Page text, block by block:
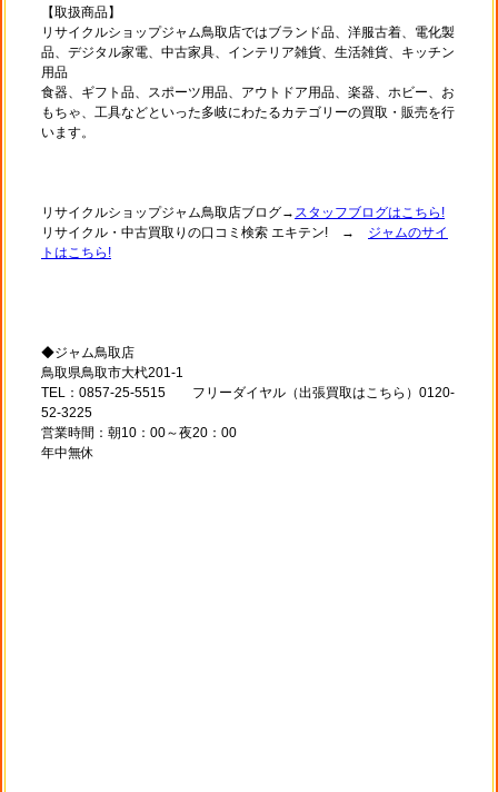
【取扱商品】
リサイクルショップジャム鳥取店ではブランド品、洋服古着、電化製
品、デジタル家電、中古家具、インテリア雑貨、生活雑貨、キッチン
用品
食器、ギフト品、スポーツ用品、アウトドア用品、楽器、ホビー、お
もちゃ、工具などといった多岐にわたるカテゴリーの買取・販売を行
います。
リサイクルショップジャム鳥取店ブログ→ スタッフブログはこちら!
リサイクル・中古買取りの口コミ検索 エキテン! → ジャムのサイ
トはこちら!
◆ジャム鳥取店
鳥取県鳥取市大杙201-1
TEL：0857-25-5515 フリーダイヤル（出張買取はこちら）0120-
52-3225
営業時間：朝10：00～夜20：00
年中無休